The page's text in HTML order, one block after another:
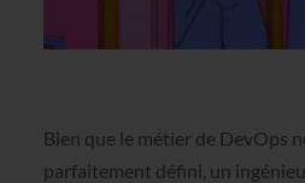
Bien que le métier de DevOps
parfaitement défini, un